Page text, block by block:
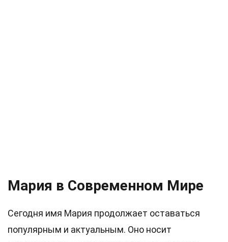
Мария в Современном Мире
Сегодня имя Мария продолжает оставаться
популярным и актуальным. Оно носит